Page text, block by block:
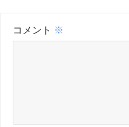
コメント ※